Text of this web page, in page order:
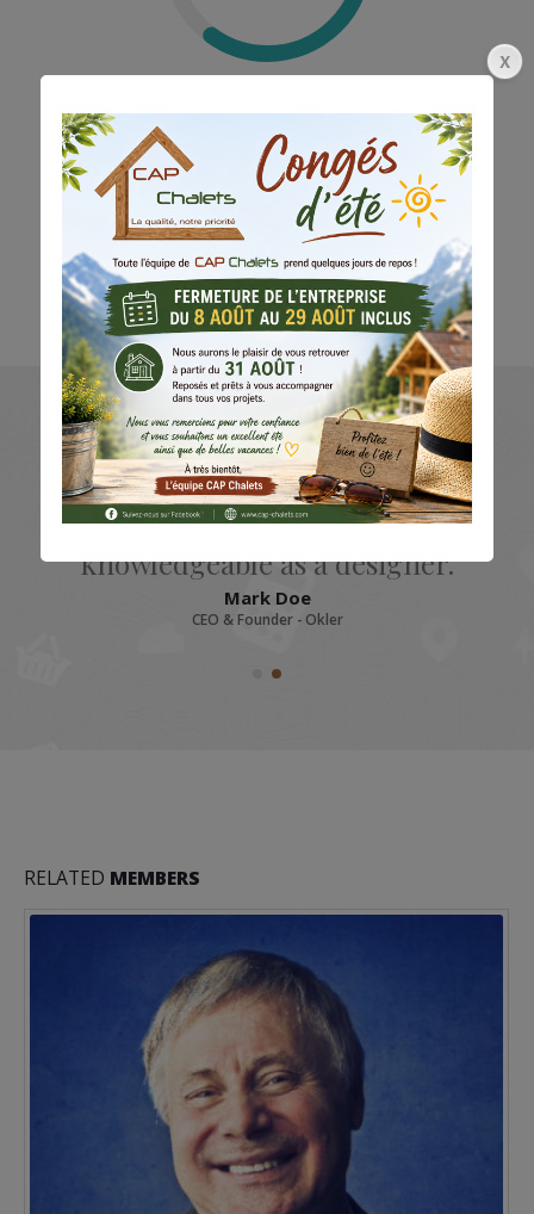
Photoshop
He provides great tech service
for each template and allows
me to become more
knowledgeable as a designer.
Mark Doe
CEO & Founder - Okler
RELATED MEMBERS